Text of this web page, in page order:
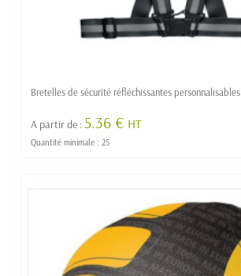
Bretelles de sécurité réfléchissantes personnalisables
A partir de :5.36 € HT
Quantité minimale : 25